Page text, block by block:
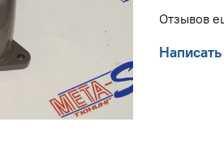
Отзывов